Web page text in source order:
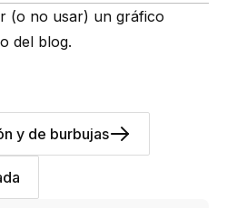
(o no usar) un gráfico
del blog.
y de burbujas